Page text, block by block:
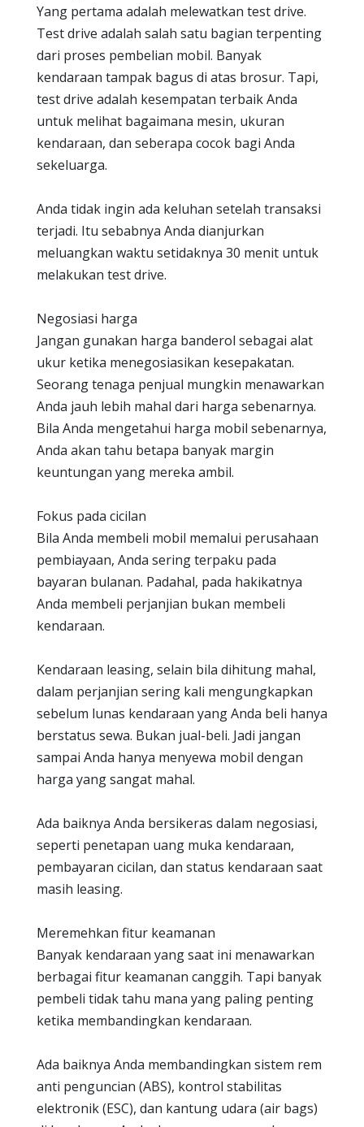
Yang pertama adalah melewatkan test drive.
Test drive adalah salah satu bagian terpenting
dari proses pembelian mobil. Banyak
kendaraan tampak bagus di atas brosur. Tapi,
test drive adalah kesempatan terbaik Anda
untuk melihat bagaimana mesin, ukuran
kendaraan, dan seberapa cocok bagi Anda
sekeluarga.
Anda tidak ingin ada keluhan setelah transaksi
terjadi. Itu sebabnya Anda dianjurkan
meluangkan waktu setidaknya 30 menit untuk
melakukan test drive.
Negosiasi harga
Jangan gunakan harga banderol sebagai alat
ukur ketika menegosiasikan kesepakatan.
Seorang tenaga penjual mungkin menawarkan
Anda jauh lebih mahal dari harga sebenarnya.
Bila Anda mengetahui harga mobil sebenarnya,
Anda akan tahu betapa banyak margin
keuntungan yang mereka ambil.
Fokus pada cicilan
Bila Anda membeli mobil memalui perusahaan
pembiayaan, Anda sering terpaku pada
bayaran bulanan. Padahal, pada hakikatnya
Anda membeli perjanjian bukan membeli
kendaraan.
Kendaraan leasing, selain bila dihitung mahal,
dalam perjanjian sering kali mengungkapkan
sebelum lunas kendaraan yang Anda beli hanya
berstatus sewa. Bukan jual-beli. Jadi jangan
sampai Anda hanya menyewa mobil dengan
harga yang sangat mahal.
Ada baiknya Anda bersikeras dalam negosiasi,
seperti penetapan uang muka kendaraan,
pembayaran cicilan, dan status kendaraan saat
masih leasing.
Meremehkan fitur keamanan
Banyak kendaraan yang saat ini menawarkan
berbagai fitur keamanan canggih. Tapi banyak
pembeli tidak tahu mana yang paling penting
ketika membandingkan kendaraan.
Ada baiknya Anda membandingkan sistem rem
anti penguncian (ABS), kontrol stabilitas
elektronik (ESC), dan kantung udara (air bags)